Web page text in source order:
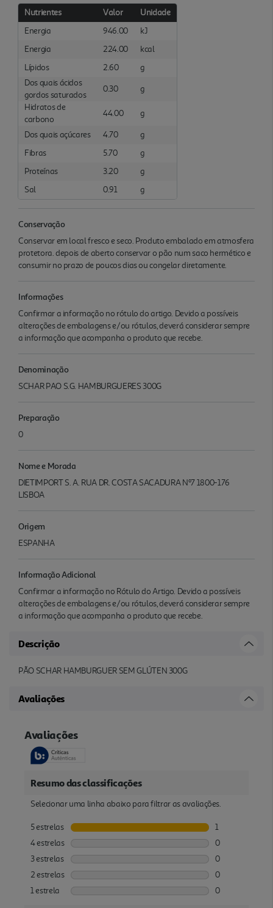
Nutrientes Valor
Unidade
Energia
946.00
kJ
Energia
224.00
kcal
Lípidos
2.60
g
Dos quais ácidos
gordos saturados
0.30
g
Hidratos de
carbono
44.00 g
Dos quais açúcares 4.70
g
Fibras
5.70
g
Proteínas
3.20
g
Sal
0.91 g
Conservação
Conservar em local fresco e seco. Produto embalado em atmosfera
protetora. depois de aberto conservar o pão num saco hermético e
consumir no prazo de poucos dias ou congelar diretamente.
Informações
Confirmar a informação no rótulo do artigo. Devido a possíveis
alterações de embalagens e/ou rótulos, deverá considerar sempre
a informação que acompanha o produto que recebe.
Denominação
SCHAR PAO S.G. HAMBURGUERES 300G
Preparação
0
Nome e Morada
DIETIMPORT S. A. RUA DR. COSTA SACADURA Nº7 1800-176
LISBOA
Origem
ESPANHA
Informação Adicional
Confirmar a informação no Rótulo do Artigo. Devido a possíveis
alterações de embalagens e/ou rótulos, deverá considerar sempre
a informação que acompanha o produto que recebe.
Descrição
PÃO SCHAR HAMBURGUER SEM GLÚTEN 300G
Avaliações